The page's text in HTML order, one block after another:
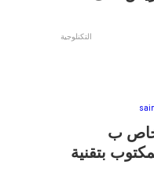
التكنلوجية
خاص ب
بتقنية